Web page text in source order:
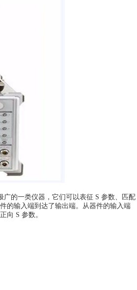
的一类仪器，它们可以表征 S 参数、匹配
的输入端到达了输出端。从器件的输入端
向 S 参数。